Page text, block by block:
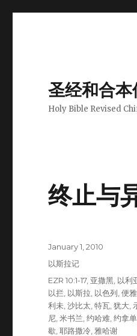
圣经和合本
Holy Bible Revised
终止与
Author
Posted
on
January 1, 2010
Categories
以斯拉记
Tags
EZR 10:1-17, 亚撒黑 以利
以拦 以斯拉 以色列 ,便
利未 ,沙比太 ,特瓦 ,犹大
尼 ,米书兰 ,约哈难 ,约拿单
歇 ,耶路撒冷 雅哈谢